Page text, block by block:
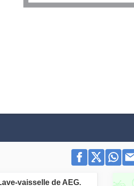
vaisselle de AEG.